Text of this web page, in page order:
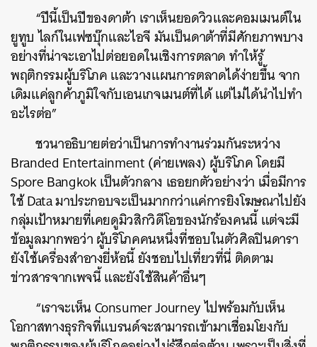
“ปีนี้เป็นปีของดาต้า เราเห็นยอดวิวและคอมเมนต์ใน
ยูทูบ ไลก์ในเฟซบุ๊กและไอจี มันเป็นดาต้าที่มีศักยภาพบาง
อย่างที่น่าจะเอาไปต่อยอดในเชิงการตลาด ทำให้รู้
พฤติกรรมผู้บริโภค และวางแผนการตลาดได้ง่ายขึ้น จาก
เดิมแค่ลูกค้าภูมิใจกับเอนเกจเมนต์ที่ได้ แต่ไม่ได้นำไปทำ
อะไรต่อ”
ชวนาอธิบายต่อว่าเป็นการทำงานร่วมกันระหว่าง
Branded Entertainment (ค่ายเพลง) ผู้บริโภค โดยมี
Spore Bangkok เป็นตัวกลาง เธอยกตัวอย่างว่า เมื่อมีการ
ใช้ Data มาประกอบจะเป็นมากกว่าแค่การยิงโฆษณาไปยัง
กลุ่มเป้าหมายที่เคยดูมิวสิกวิดีโอของนักร้องคนนี้ แต่จะมี
ข้อมูลมากพอว่า ผู้บริโภคคนหนึ่งที่ชอบในตัวศิลปินดารา
ยังใช้เครื่องสำอางยี่ห้อนี้ ยังชอบไปเที่ยวที่นี่ ติดตาม
ข่าวสารจากเพจนี้ และยังใช้สินค้าอื่นๆ
“เราจะเห็น Consumer Journey ไปพร้อมกับเห็น
โอกาสทางธุรกิจที่แบรนด์จะสามารถเข้ามาเชื่อมโยงกับ